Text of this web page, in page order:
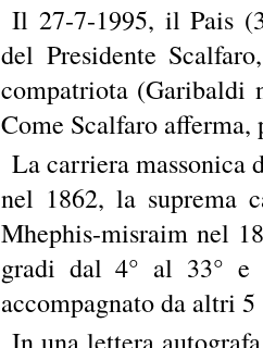
Il 27-7-1995, il Pais
del Presidente
compatriota (Garibaldi
Come Scalfaro
La carriera massonica
nel 1862, la suprema
Mhephis-misraim nel
gradi dal 4° al 33° e
accompagnato da altri